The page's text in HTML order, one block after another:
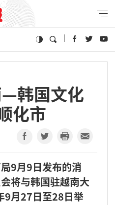
韩国文化
化市
9月9日发布的消
将与韩国驻越南大
9月27日至28日举